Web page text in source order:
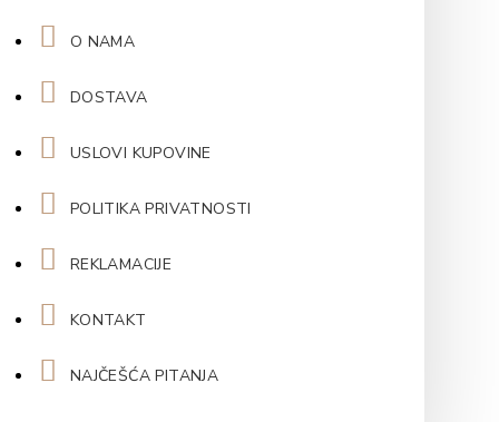
O NAMA
DOSTAVA
USLOVI KUPOVINE
POLITIKA PRIVATNOSTI
REKLAMACIJE
KONTAKT
NAJČEŠĆA PITANJA